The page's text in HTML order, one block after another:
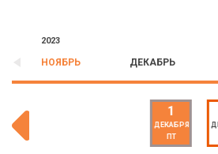
2023
НОЯБРЬ ДЕКАБРЬ
1
ДЕКАБРЯ
ПТ